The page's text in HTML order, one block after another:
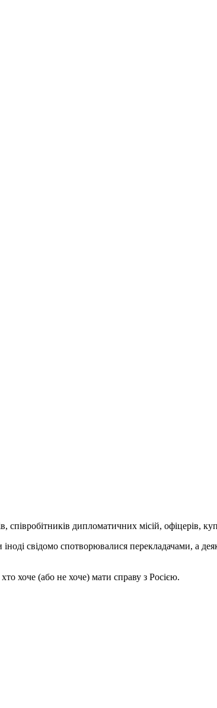
співробітників дипломатичних місій, офіцерів,
свідомо спотворювалися перекладачами, а
хоче (або не хоче) мати справу з Росією.